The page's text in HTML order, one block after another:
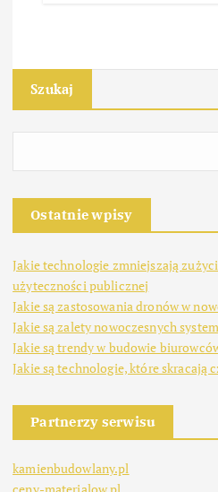
Szukaj
Ostatnie wpisy
Jakie technologie zmniejszają
użyteczności publicznej
Jakie są zastosowania dronów w
Jakie są zalety nowoczesnych
Jakie są trendy w budowie
Jakie są technologie, które skracają
Partnerzy serwisu
kamienbudowlany.pl